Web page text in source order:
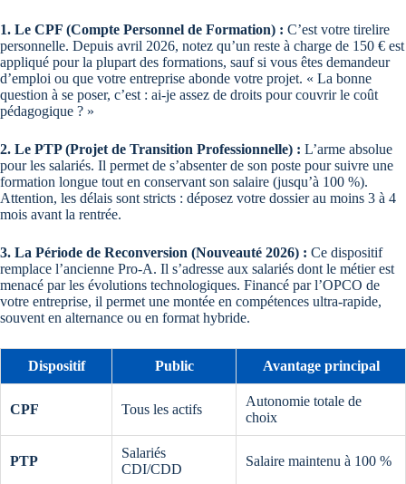
1. Le CPF (Compte Personnel de Formation) : C’est votre tirelire
personnelle. Depuis avril 2026, notez qu’un reste à charge de 150 € est
appliqué pour la plupart des formations, sauf si vous êtes demandeur
d’emploi ou que votre entreprise abonde votre projet. « La bonne
question à se poser, c’est : ai-je assez de droits pour couvrir le coût
pédagogique ? »
2. Le PTP (Projet de Transition Professionnelle) : L’arme absolue
pour les salariés. Il permet de s’absenter de son poste pour suivre une
formation longue tout en conservant son salaire (jusqu’à 100 %).
Attention, les délais sont stricts : déposez votre dossier au moins 3 à 4
mois avant la rentrée.
3. La Période de Reconversion (Nouveauté 2026) : Ce dispositif
remplace l’ancienne Pro-A. Il s’adresse aux salariés dont le métier est
menacé par les évolutions technologiques. Financé par l’OPCO de
votre entreprise, il permet une montée en compétences ultra-rapide,
souvent en alternance ou en format hybride.
Dispositif Public Avantage principal
CPF Tous les actifs
Autonomie totale de
choix
PTP
Salariés
CDI/CDD
Salaire maintenu à 100 %